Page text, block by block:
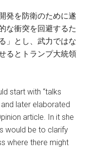
発を防衛のために遂
な衝突を回避するた
」とし、武力ではな
るとトランプ大統領
start with “talks
later elaborated
article. In it she
would be to clarify
where there might